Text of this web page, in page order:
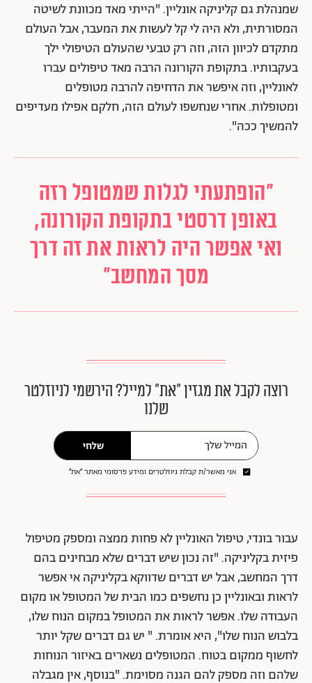
שמנהלת גם קליניקה אונליין. "הייתי מאד מכוונת לשיטה
המסורתית, ולא היה לי קל לעשות את המעבר, אבל העולם
מתקדם לכיוון הזה, וזה רק טבעי שהעולם הטיפולי ילך
בעקבותיו. בתקופת הקורונה הרבה מאד טיפולים עברו
לאונליין, וזה איפשר את הדחיפה להרבה מטופלים
ומטופלות. אחרי שנחשפו לעולם הזה, חלקם אפילו מעדיפים
להמשיך ככה".
"הופתעתי לגלות שמטופל רזה
באופן דרסטי בתקופת הקורונה,
ואי אפשר היה לראות את זה דרך
מסך המחשב"
רוצה לקבל את מגזין ״את״ למייל? הירשמי לניוזלטר
שלנו
שלחי
אני מאשר/ת קבלת ניוזלטרים ומידע פרסומי מאתר ״את״
עבור בונדי, טיפול האונליין לא פחות ממצה ומספק מטיפול
פיזית בקליניקה. "זה נכון שיש דברים שלא מבחינים בהם
דרך המחשב, אבל יש דברים שדווקא בקליניקה אי אפשר
לראות ובאונליין כן נחשפים כמו הבית של המטופל או מקום
העבודה שלו. אפשר לראות את המטופל במקום הנוח שלו,
בלבוש הנוח שלו", היא אומרת. " יש גם דברים שקל יותר
לחשוף ממקום בטוח. המטופלים נשארים באיזור הנוחות
שלהם וזה מספק להם הגנה מסוימת. "בנוסף, אין מגבלה